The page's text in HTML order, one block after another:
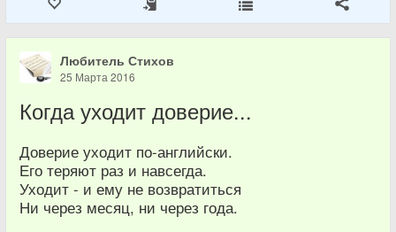
Любитель Стихов
25 Марта 2016
Когда уходит доверие...
Доверие уходит по-английски.
Его теряют раз и навсегда.
Уходит - и ему не возвратиться
Ни через месяц, ни через года.